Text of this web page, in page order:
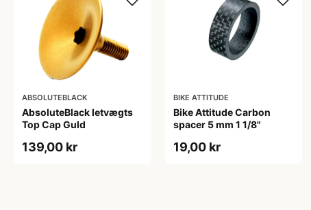
ABSOLUTEBLACK
AbsoluteBlack letvægts
Top Cap Guld
139,00 kr
BIKE ATTITUDE
Bike Attitude Carbon
spacer 5 mm 1 1/8"
19,00 kr